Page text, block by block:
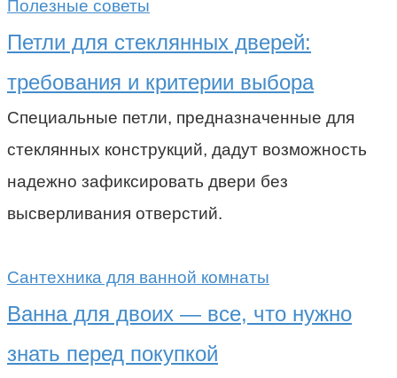
Полезные советы
Петли для стеклянных дверей:
требования и критерии выбора
Специальные петли, предназначенные для
стеклянных конструкций, дадут возможность
надежно зафиксировать двери без
высверливания отверстий.
Сантехника для ванной комнаты
Ванна для двоих — все, что нужно
знать перед покупкой